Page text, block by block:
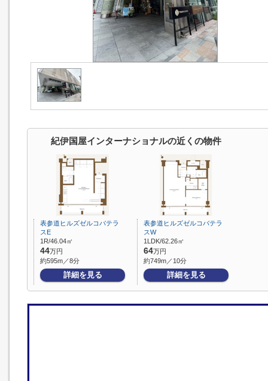
紀伊国屋インターナショナルの近くの物件
表参道ヒルズゼルコバテラ
スE
1R/46.04㎡
44万円
約595m／8分
詳細を見る
表参道ヒルズゼルコバテラ
スW
1LDK/62.26㎡
64万円
約749m／10分
詳細を見る